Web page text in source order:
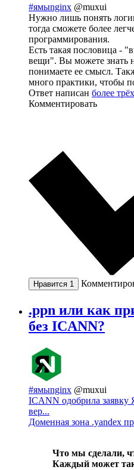
#ямыnginx @muxui
Нужно лишь понять
тогда сможете более
программирования.
Есть такая пословица -
вещи". Вы можете знать
понимаете ее смысл.
много практики, чтобы
Ответ написан более
Комментировать
Нравится 1
.ppn или как
без ICANN?
#ямыnginx @muxui
ICANN одобрила заявку
вер...
Доменная зона .yandex
Что мы сделали,
Каждый может